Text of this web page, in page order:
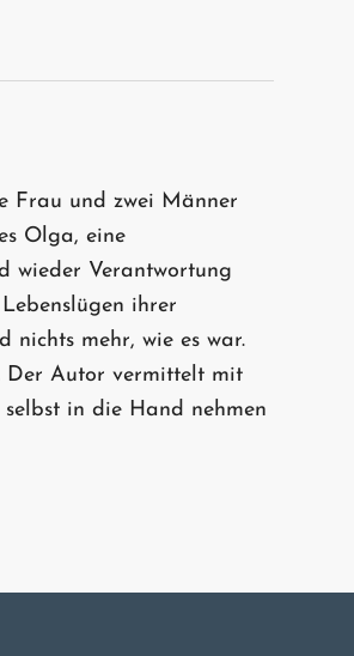
Frau und zwei Männer
Olga, eine
wieder Verantwortung
ihrer
nichts mehr, wie es war.
Der Autor vermittelt mit
in die Hand nehmen